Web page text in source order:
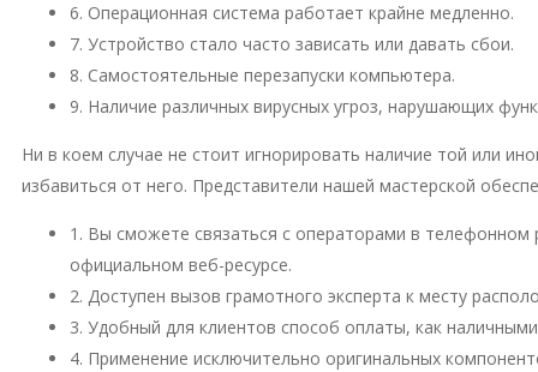
6. Операционная система работает крайне медленно.
7. Устройство стало часто зависать или давать сбои.
8. Самостоятельные перезапуски компьютера.
9. Наличие различных вирусных угроз, нарушающих
Ни в коем случае не стоит игнорировать наличие той или
избавиться от него. Представители нашей мастерской
1. Вы сможете связаться с операторами в
официальном веб-ресурсе.
2. Доступен вызов грамотного эксперта к месту
3. Удобный для клиентов способ оплаты, как
4. Применение исключительно оригинальных